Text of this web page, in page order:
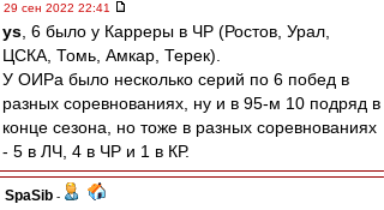
29 сен 2022 22:41
ys , 6 было у Карреры в ЧР (Ростов, Урал,
ЦСКА, Томь, Амкар, Терек).
У ОИРа было несколько серий по 6 побед в
разных соревнованиях, ну и в 95-м 10 подряд в
конце сезона, но тоже в разных соревнованиях
- 5 в ЛЧ, 4 в ЧР и 1 в КР.
SpaSib -